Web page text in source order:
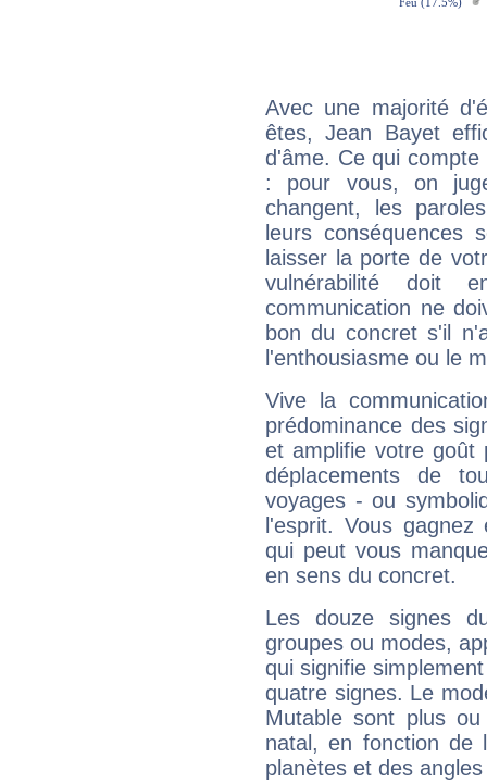
Avec une majorité
êtes, Jean Bayet
d'âme. Ce qui
: pour vous, on
changent, les
leurs conséquences
laisser la porte de
vulnérabilité doit
communication ne
bon du concret s'il
l'enthousiasme ou le
Vive la
prédominance des
et amplifie votre goût
déplacements de
voyages - ou
l'esprit. Vous
qui peut vous
en sens du concret.
Les douze signes
groupes ou modes,
qui signifie
quatre signes. Le
Mutable sont plus
natal, en fonction de
planètes et des